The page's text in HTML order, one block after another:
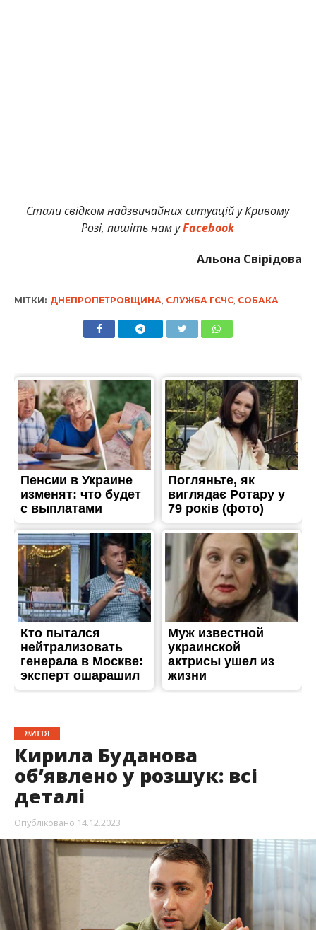
Стали свідком надзвичайних ситуацій у Кривому
Розі, пишіть нам уFacebook
Альона Свірідова
МІТКИ: ДНЕПРОПЕТРОВЩИНА СЛУЖБА ГСЧС, СОБАКА
ЖИТТЯ
Кирила Буданова
об’явлено у розшук: всі
деталі
Опубліковано 14.12.2023